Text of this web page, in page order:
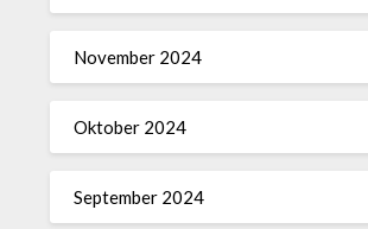
November 2024
Oktober 2024
September 2024